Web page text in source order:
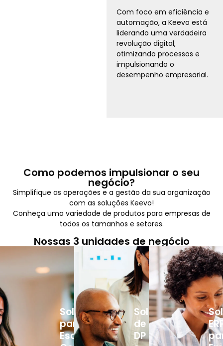
Com foco em eficiência e
automação, a Keevo está
liderando uma verdadeira
revolução digital,
otimizando processos e
impulsionando o
desempenho empresarial.
Como podemos impulsionar o seu
negócio?
Simplifique as operações e a gestão da sua organização
com as soluções Keevo!
Conheça uma variedade de produtos para empresas de
todos os tamanhos e setores.
Nossas 3 unidades de negócio
Soluções
para
Escritórios
Soluções
de
DP